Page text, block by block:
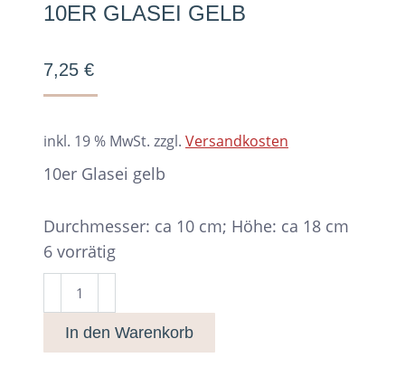
10ER GLASEI GELB
7,25 €
inkl. 19 % MwSt. zzgl. Versandkosten
10er Glasei gelb
Durchmesser: ca 10 cm; Höhe: ca 18 cm
6 vorrätig
Glasei
gelbIn den Warenkorb